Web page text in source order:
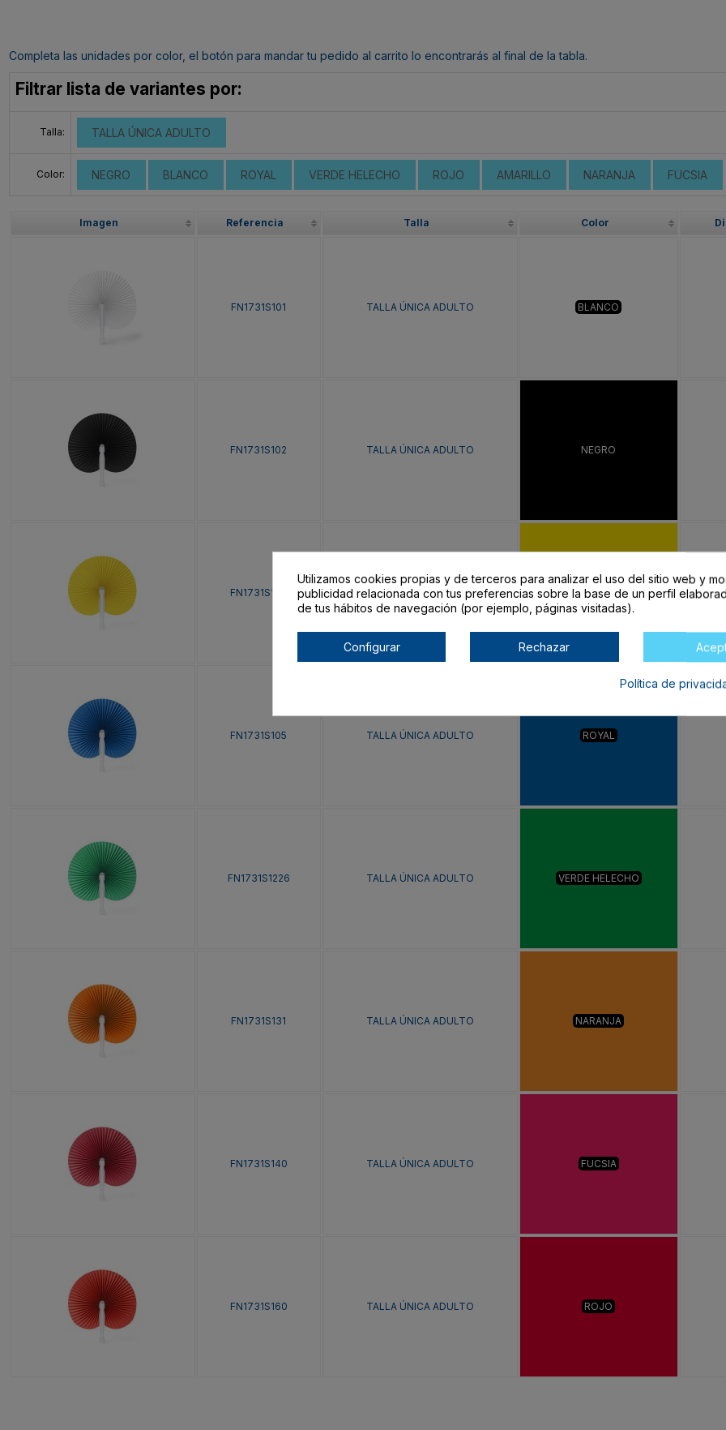
Completa las unidades por color, el botón para mandar tu pedido al carrito lo encontrarás al final de la tabla.
Filtrar lista de variantes por:
Talla: TALLA ÚNICA ADULTO
Color: NEGRO BLANCO ROYAL VERDE HELECHO ROJO AMARILLO NARANJA FUCSIA
Imagen Referencia Talla Color
FN1731S101 TALLA ÚNICA ADULTO BLANCO
FN1731S102 TALLA ÚNICA ADULTO NEGRO
FN1731S103 TALLA ÚNICA ADULTO AMARILLO
FN1731S105 TALLA ÚNICA ADULTO ROYAL
FN1731S1226 TALLA ÚNICA ADULTO VERDE HELECHO
FN1731S131 TALLA ÚNICA ADULTO NARANJA
FN1731S140 TALLA ÚNICA ADULTO FUCSIA
FN1731S160 TALLA ÚNICA ADULTO ROJO
Utilizamos cookies propias y de terceros para analizar el uso del sitio web y
publicidad relacionada con tus preferencias sobre la base de un perfil
de tus hábitos de navegación (por ejemplo, páginas visitadas).
Configurar Rechazar
Política de